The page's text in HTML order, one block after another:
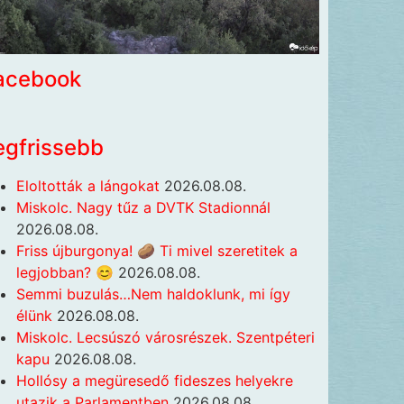
Eloltották a lángokat 2026.08.08.
Miskolc. Nagy tűz a DVTK Stadionnál
2026.08.08.
Friss újburgonya! 🥔 Ti mivel szeretitek a
legjobban? 😊 2026.08.08.
Semmi buzulás…Nem haldoklunk, mi így
élünk 2026.08.08.
Miskolc. Lecsúszó városrészek. Szentpéteri
kapu 2026.08.08.
Hollósy a megüresedő fideszes helyekre